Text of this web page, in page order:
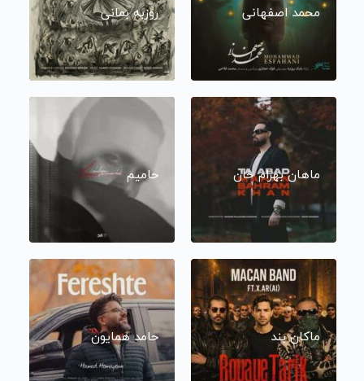
محمد اصفهانی روزبه بمانی
ماهان بهرام خان حامیم
ماکان بند حامد همایون